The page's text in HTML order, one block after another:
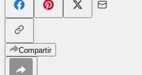
Compartir